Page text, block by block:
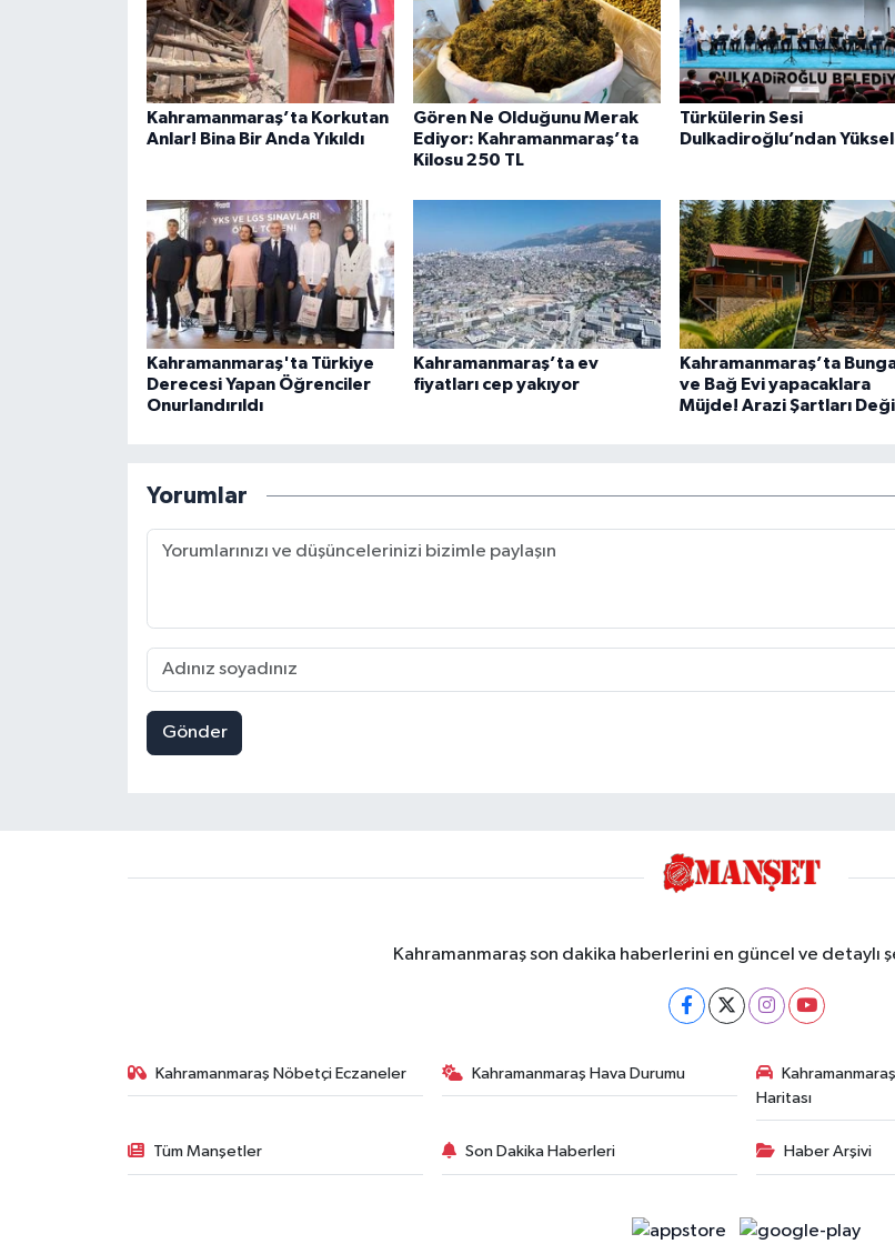
Kahramanmaraş’ta Korkutan
Anlar! Bina Bir Anda Yıkıldı
Gören Ne Olduğunu Merak
Ediyor: Kahramanmaraş’ta
Kilosu 250 TL
Türkülerin Sesi
Dulkadiroğlu’ndan
Kahramanmaraş'ta Türkiye
Derecesi Yapan Öğrenciler
Onurlandırıldı
Kahramanmaraş’ta ev
fiyatları cep yakıyor
Kahramanmaraş’ta
ve Bağ Evi yapacaklara
Müjde! Arazi Şartları
Yorumlar
Gönder
Kahramanmaraş son dakika haberlerini en güncel ve detaylı
Kahramanmaraş Nöbetçi Eczaneler Kahramanmaraş Hava Durumu
Haritası
Tüm Manşetler Son Dakika Haberleri Haber Arşivi